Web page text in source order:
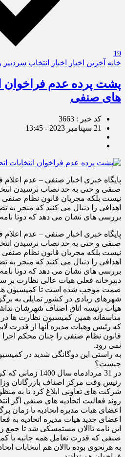
19
خانه آخرین اخبار اخبار انتخاب سردبیر
پشت پرده عدم فراخوان
های صنفی
کد خبر : 3663
21 سپتامبر 2023 - 13:45
پایگاه خبری اخبار صنفی – عدم اعلام
صنفی و حتی به حد نصاب نرسیدن
نیست بلکه مجریان قانون نظام
اهدافی را دنبال می کنند که منجر
بررسی های نشان می دهد که دوتا
پایگاه خبری اخبار صنفی – عدم اعلام
صنفی و حتی به حد نصاب نرسیدن
نیست بلکه مجریان قانون نظام
اهدافی را دنبال می کنند که منجر
بررسی های نشان می دهد که دوتا
دبیرخانه فعلی هیات عالی نظارت
صمت موجب شده است تا کمیسیون
شهرهای زیادی در کشور تمایلی به
هیات رئیسه اتاق اصناف شهرشان
متاسفانه همین کمیسیون نظارت ها در
که رئیس وهیات مدیره آنها از قدرت
قانون نظام صنفی را چنان محکم
نمی رود.
به راستی این دوگانگی شدید در
چیست؟
در 31 مردادماه
رئیس وقت مرکز اصناف بازرگانان
شرکت های تعاونی ابلاغ کرد تا به
روند فعالیت اتحادیه های صنفی اگر
اعضای هیات مدیره اتحادیه تا زمان
اعضای جدید هیات مدیره اتحادیه به
این نامه تاالان مستمسکی شد تا جمع
صنفی که قدرت تعامل همه جانبه با
به هرنحوی بوده تاالان هم انتخابات